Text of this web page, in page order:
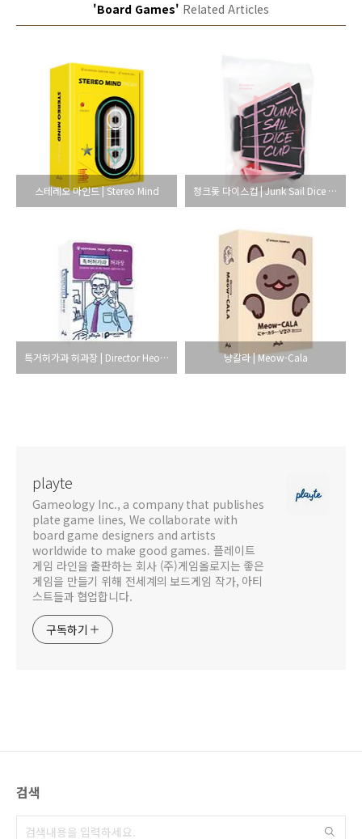
'Board Games' Related Articles
스테레오 마인드 | Stereo Mind 청크돛 다이스컵 | Junk Sail Dice Cup
특거허가과 허과장 | Director Heo of the Patent Appronal Div. 냥칼라 | Meow-Cala
playte
Gameology Inc., a company that publishes
plate game lines, We collaborate with
board game designers and artists
worldwide to make good games. 플레이트
게임 라인을 출판하는 회사 (주)게임올로지는 좋은
게임을 만들기 위해 전세계의 보드게임 작가, 아티
스트들과 협업합니다.
구독하기
검색